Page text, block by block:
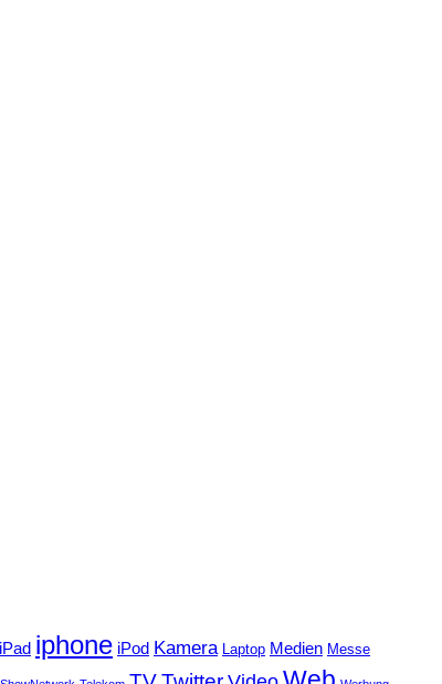
iPad iphone iPod Kamera Laptop Medien Messe